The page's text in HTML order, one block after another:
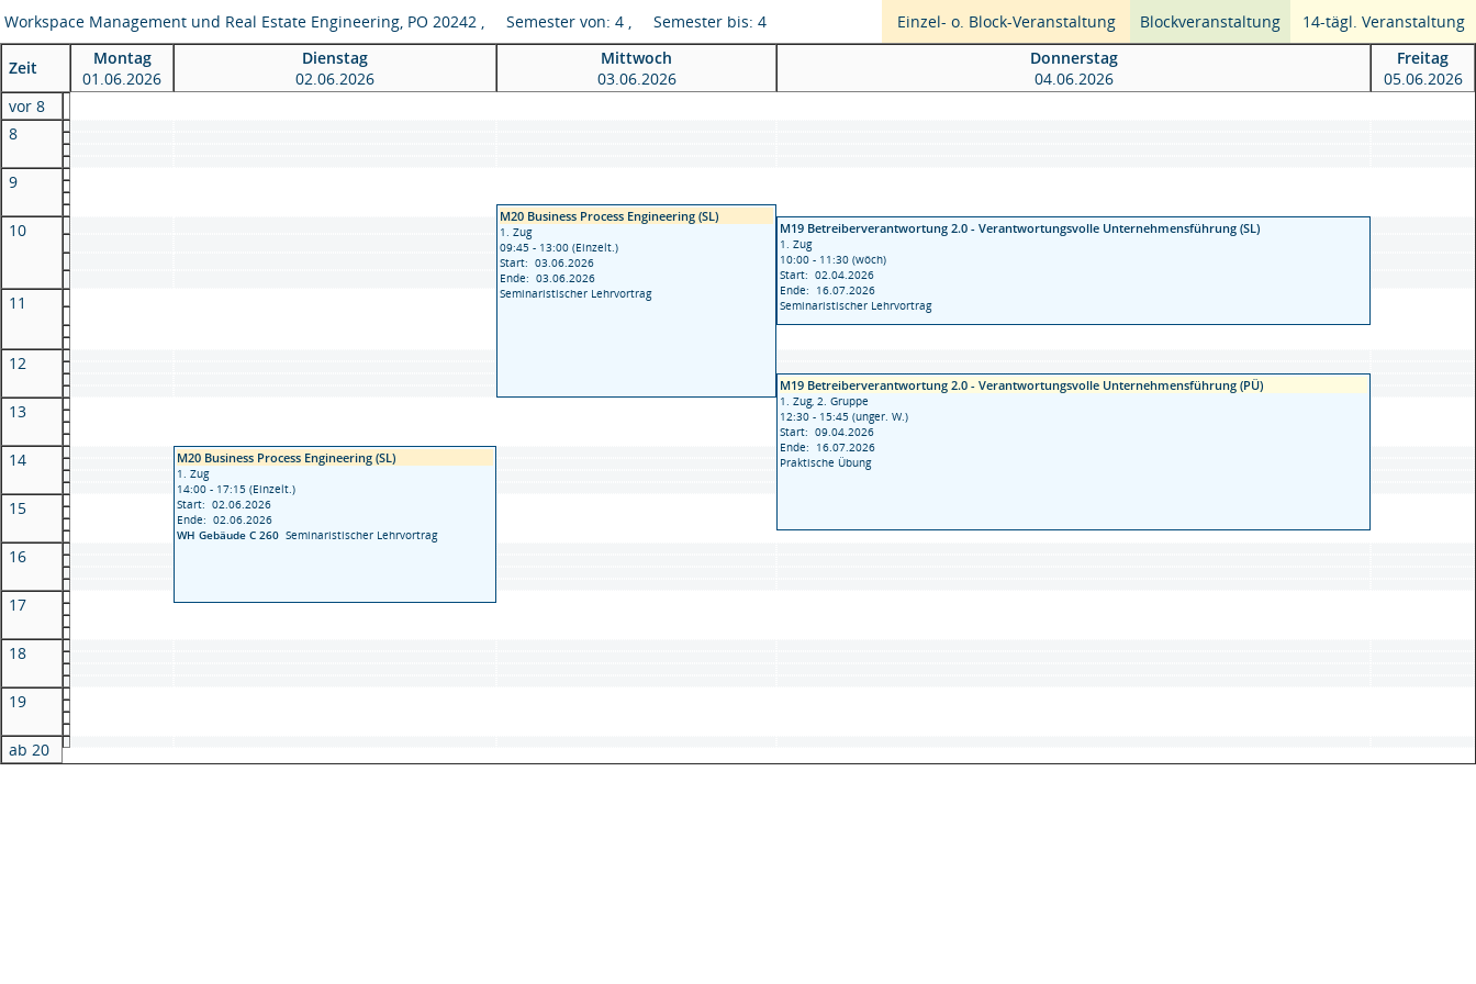
Workspace Management und Real Estate Engineering, PO 20242 , Semester von: 4 , Semester bis: 4 Einzel- o. Block-Veranstaltung Blockveranstaltung 14-tägl. Veranstaltung
Zeit
Montag
01.06.2026
Dienstag
02.06.2026
Mittwoch
03.06.2026
Donnerstag
04.06.2026
Freitag
05.06.2026
vor 8
8
9
M20 Business Process Engineering (SL)
1. Zug
09:45 - 13:00 (Einzelt.)
Start: 03.06.2026
Ende: 03.06.2026
Seminaristischer Lehrvortrag
10 M19 Betreiberverantwortung 2.0 - Verantwortungsvolle Unternehmensführung (SL)
1. Zug
10:00 - 11:30 (wöch)
Start: 02.04.2026
Ende: 16.07.2026
Seminaristischer Lehrvortrag
11
12
M19 Betreiberverantwortung 2.0 - Verantwortungsvolle Unternehmensführung (PÜ)
1. Zug, 2. Gruppe
12:30 - 15:45 (unger. W.)
Start: 09.04.2026
Ende: 16.07.2026
Praktische Übung
13
14 M20 Business Process Engineering (SL)
1. Zug
14:00 - 17:15 (Einzelt.)
Start: 02.06.2026
Ende: 02.06.2026
WH Gebäude C 260 Seminaristischer Lehrvortrag
15
16
17
18
19
ab 20